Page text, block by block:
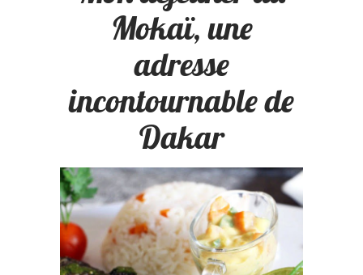
Mokaï, une
adresse
incontournable de
Dakar